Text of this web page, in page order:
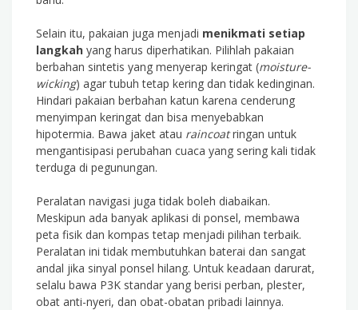
Selain itu, pakaian juga menjadi menikmati setiap
langkah yang harus diperhatikan. Pilihlah pakaian
berbahan sintetis yang menyerap keringat (moisture-
wicking) agar tubuh tetap kering dan tidak kedinginan.
Hindari pakaian berbahan katun karena cenderung
menyimpan keringat dan bisa menyebabkan
hipotermia. Bawa jaket atau raincoatringan untuk
mengantisipasi perubahan cuaca yang sering kali tidak
terduga di pegunungan.
Peralatan navigasi juga tidak boleh diabaikan.
Meskipun ada banyak aplikasi di ponsel, membawa
peta fisik dan kompas tetap menjadi pilihan terbaik.
Peralatan ini tidak membutuhkan baterai dan sangat
andal jika sinyal ponsel hilang. Untuk keadaan darurat,
selalu bawa P3K standar yang berisi perban, plester,
obat anti-nyeri, dan obat-obatan pribadi lainnya.